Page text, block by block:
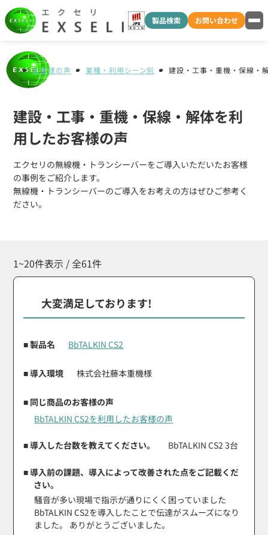
製品検索 お問い合わせ
お客様の声 業種・利用シーン別 建設・工事・重機・保線・
建設・工事・重機・保線・解体を利
用したお客様の声
エクセリの無線機・トランシーバーをご導入いただいたお客様
の事例をご紹介します。
無線機・トランシーバーのご導入をお考えの方はぜひご参考く
ださい。
1~20件表示 / 全61件
大変満足しております!
■ 製品名 BbTALKIN CS2
■ 導入環境 株式会社藤本重機様
■ 同じ商品のお客様の声
BbTALKIN CS2を利用したお客様の声
■ 導入した台数を教えてください。 BbTALKIN CS2 3台
■ 導入前の課題、導入によって改善された点をご記載くだ
さい。
騒音が多い現場で指示が通りにくく困っていました
BbTALKIN CS2を導入したことで伝達がスムーズになり
ました。 ありがとうございました。